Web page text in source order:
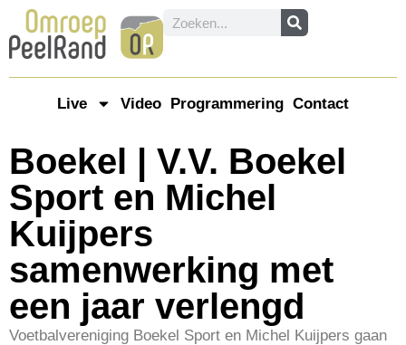
Live Video Programmering Contact
Boekel | V.V. Boekel
Sport en Michel
Kuijpers
samenwerking met
een jaar verlengd
Voetbalvereniging Boekel Sport en Michel Kuijpers gaan